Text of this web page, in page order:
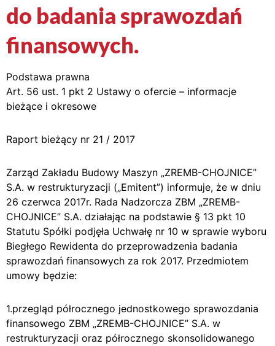
do badania sprawozdań
finansowych.
Podstawa prawna
Art. 56 ust. 1 pkt 2 Ustawy o ofercie – informacje
bieżące i okresowe
Raport bieżący nr 21 / 2017
Zarząd Zakładu Budowy Maszyn „ZREMB-CHOJNICE”
S.A. w restrukturyzacji („Emitent”) informuje, że w dniu
26 czerwca 2017r. Rada Nadzorcza ZBM „ZREMB-
CHOJNICE” S.A. działając na podstawie § 13 pkt 10
Statutu Spółki podjęła Uchwałę nr 10 w sprawie wyboru
Biegłego Rewidenta do przeprowadzenia badania
sprawozdań finansowych za rok 2017. Przedmiotem
umowy będzie:
1.przegląd półrocznego jednostkowego sprawozdania
finansowego ZBM „ZREMB-CHOJNICE” S.A. w
restrukturyzacji oraz półrocznego skonsolidowanego